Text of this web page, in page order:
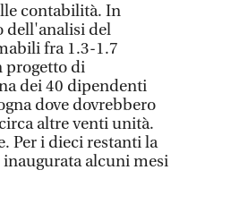
contabilità. In
dell'analisi del
fra 1.3-1.7
progetto di
dei 40 dipendenti
dove dovrebbero
altre venti unità.
Per i dieci restanti la
alcuni mesi